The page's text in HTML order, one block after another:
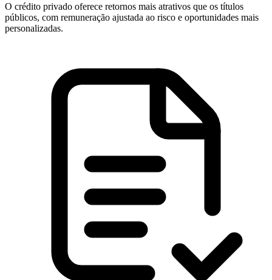
O crédito privado oferece retornos mais atrativos que os títulos
públicos, com remuneração ajustada ao risco e oportunidades mais
personalizadas.